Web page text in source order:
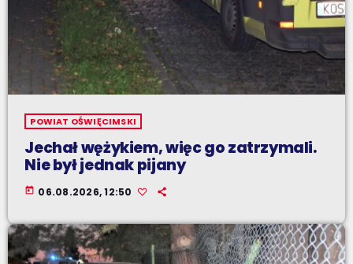
POWIAT OŚWIĘCIMSKI
Jechał wężykiem, więc go zatrzymali.
Nie był jednak pijany
today 06.08.2026, 12:50